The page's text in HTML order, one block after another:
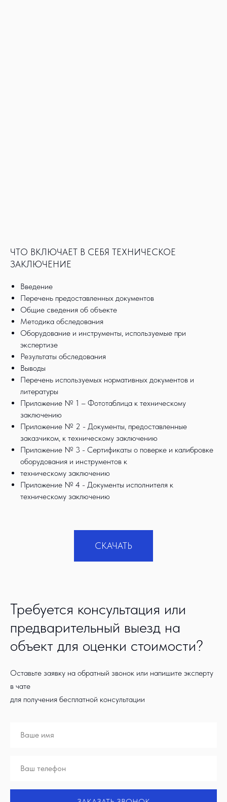
ЧТО ВКЛЮЧАЕТ В СЕБЯ ТЕХНИЧЕСКОЕ
ЗАКЛЮЧЕНИЕ
Введение
Перечень предоставленных документов
Общие сведения об объекте
Методика обследования
Оборудование и инструменты, используемые при
экспертизе
Результаты обследования
Выводы
Перечень используемых нормативных документов и
литературы
Приложение № 1 – Фототаблица к техническому
заключению
Приложение № 2 - Документы, предоставленные
заказчиком, к техническому заключению
Приложение № 3 - Сертификаты о поверке и калибровке
оборудования и инструментов к
техническому заключению
Приложение № 4 - Документы исполнителя к
техническому заключению
СКАЧАТЬ
Требуется консультация или
предварительный выезд на
объект для оценки стоимости?
Оставьте заявку на обратный звонок или напишите эксперту
в чате
для получения бесплатной консультации